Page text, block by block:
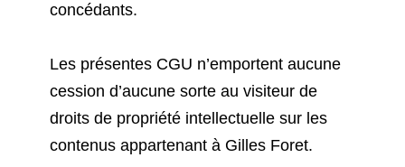
concédants.
Les présentes CGU n’emportent aucune
cession d’aucune sorte au visiteur de
droits de propriété intellectuelle sur les
contenus appartenant à Gilles Foret.